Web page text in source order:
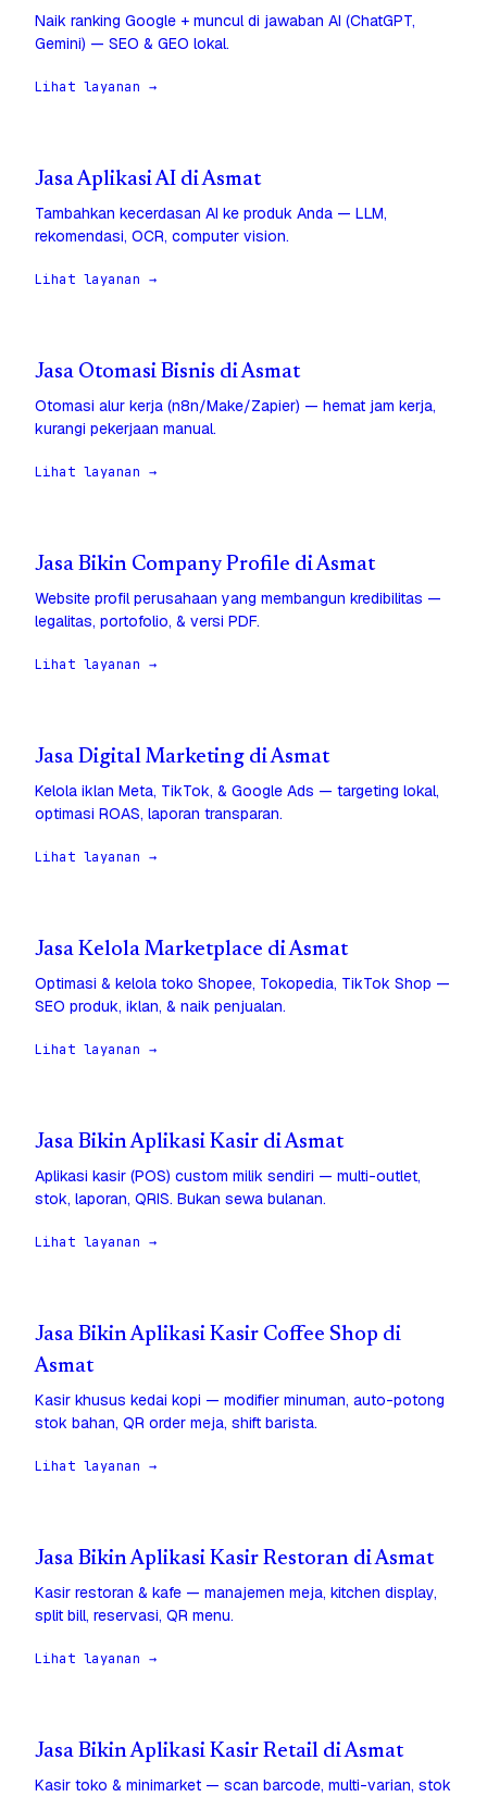
Naik ranking Google + muncul di jawaban AI (ChatGPT,
Gemini) — SEO & GEO lokal.
Lihat layanan →
Jasa Aplikasi AI di Asmat
Tambahkan kecerdasan AI ke produk Anda — LLM,
rekomendasi, OCR, computer vision.
Lihat layanan →
Jasa Otomasi Bisnis di Asmat
Otomasi alur kerja (n8n/Make/Zapier) — hemat jam kerja,
kurangi pekerjaan manual.
Lihat layanan →
Jasa Bikin Company Profile di Asmat
Website profil perusahaan yang membangun kredibilitas —
legalitas, portofolio, & versi PDF.
Lihat layanan →
Jasa Digital Marketing di Asmat
Kelola iklan Meta, TikTok, & Google Ads — targeting lokal,
optimasi ROAS, laporan transparan.
Lihat layanan →
Jasa Kelola Marketplace di Asmat
Optimasi & kelola toko Shopee, Tokopedia, TikTok Shop —
SEO produk, iklan, & naik penjualan.
Lihat layanan →
Jasa Bikin Aplikasi Kasir di Asmat
Aplikasi kasir (POS) custom milik sendiri — multi-outlet,
stok, laporan, QRIS. Bukan sewa bulanan.
Lihat layanan →
Jasa Bikin Aplikasi Kasir Coffee Shop di
Asmat
Kasir khusus kedai kopi — modifier minuman, auto-potong
stok bahan, QR order meja, shift barista.
Lihat layanan →
Jasa Bikin Aplikasi Kasir Restoran di Asmat
Kasir restoran & kafe — manajemen meja, kitchen display,
split bill, reservasi, QR menu.
Lihat layanan →
Jasa Bikin Aplikasi Kasir Retail di Asmat
Kasir toko & minimarket — scan barcode, multi-varian, stok